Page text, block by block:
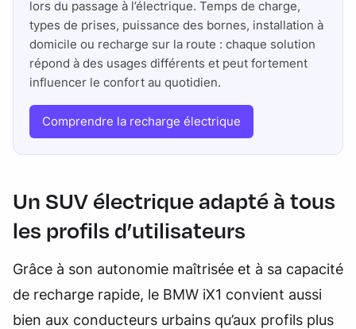
lors du passage à l’électrique. Temps de charge,
types de prises, puissance des bornes, installation à
domicile ou recharge sur la route : chaque solution
répond à des usages différents et peut fortement
influencer le confort au quotidien.
Comprendre la recharge électrique
Un SUV électrique adapté à tous
les profils d’utilisateurs
Grâce à son autonomie maîtrisée et à sa capacité
de recharge rapide, le BMW iX1 convient aussi
bien aux conducteurs urbains qu’aux profils plus